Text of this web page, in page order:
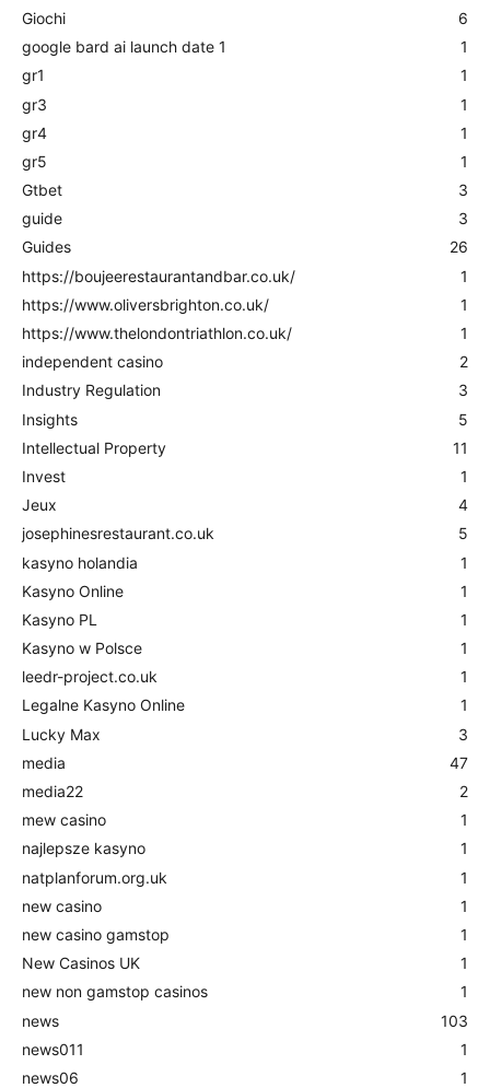
Giochi
6
google bard ai launch date 1
1
gr1
1
gr3
1
gr4
1
gr5
1
Gtbet
3
guide
3
Guides
26
https://boujeerestaurantandbar.co.uk/
1
https://www.oliversbrighton.co.uk/
1
https://www.thelondontriathlon.co.uk/
1
independent casino
2
Industry Regulation
3
Insights
5
Intellectual Property
11
Invest
1
Jeux
4
josephinesrestaurant.co.uk
5
kasyno holandia
1
Kasyno Online
1
Kasyno PL
1
Kasyno w Polsce
1
leedr-project.co.uk
1
Legalne Kasyno Online
1
Lucky Max
3
media
47
media22
2
mew casino
1
najlepsze kasyno
1
natplanforum.org.uk
1
new casino
1
new casino gamstop
1
New Casinos UK
1
new non gamstop casinos
1
news
103
news011
1
news06
1